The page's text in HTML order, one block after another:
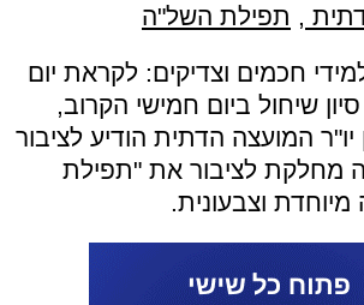
, תפילת השל"ה
חכמים וצדיקים: לקראת יום
שיחול ביום חמישי הקרוב,
המועצה הדתית הודיע לציבור
מחלקת לציבור את "תפילת
וצבעונית.